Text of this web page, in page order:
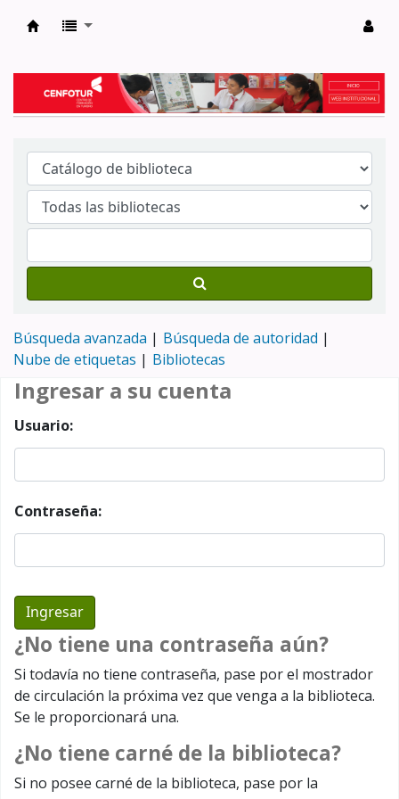
Búsqueda avanzada
Búsqueda de autoridad
Nube de etiquetas
Bibliotecas
Ingresar a su cuenta
Usuario:
Contraseña:
¿No tiene una contraseña aún?
Si todavía no tiene contraseña, pase por el mostrador
de circulación la próxima vez que venga a la biblioteca.
Se le proporcionará una.
¿No tiene carné de la biblioteca?
Si no posee carné de la biblioteca, pase por la